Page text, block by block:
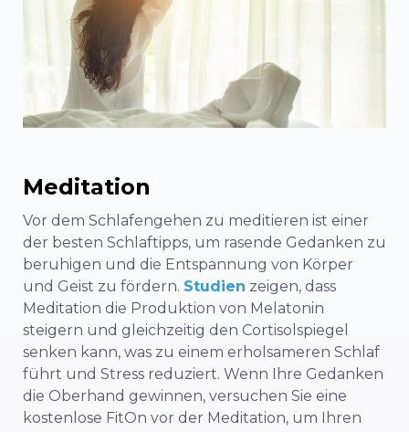
Meditation
Vor dem Schlafengehen zu meditieren ist einer
der besten Schlaftipps, um rasende Gedanken zu
beruhigen und die Entspannung von Körper
und Geist zu fördern. Studien zeigen, dass
Meditation die Produktion von Melatonin
steigern und gleichzeitig den Cortisolspiegel
senken kann, was zu einem erholsameren Schlaf
führt und Stress reduziert. Wenn Ihre Gedanken
die Oberhand gewinnen, versuchen Sie eine
kostenlose FitOn vor der Meditation, um Ihren